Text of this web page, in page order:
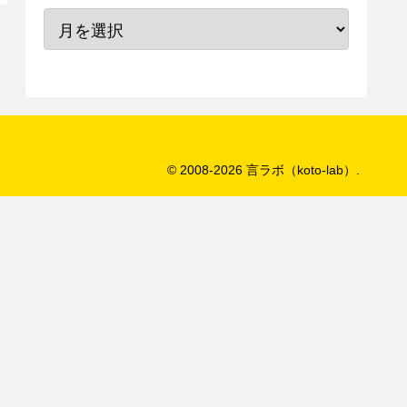
© 2008-2026 言ラボ（koto-lab）.